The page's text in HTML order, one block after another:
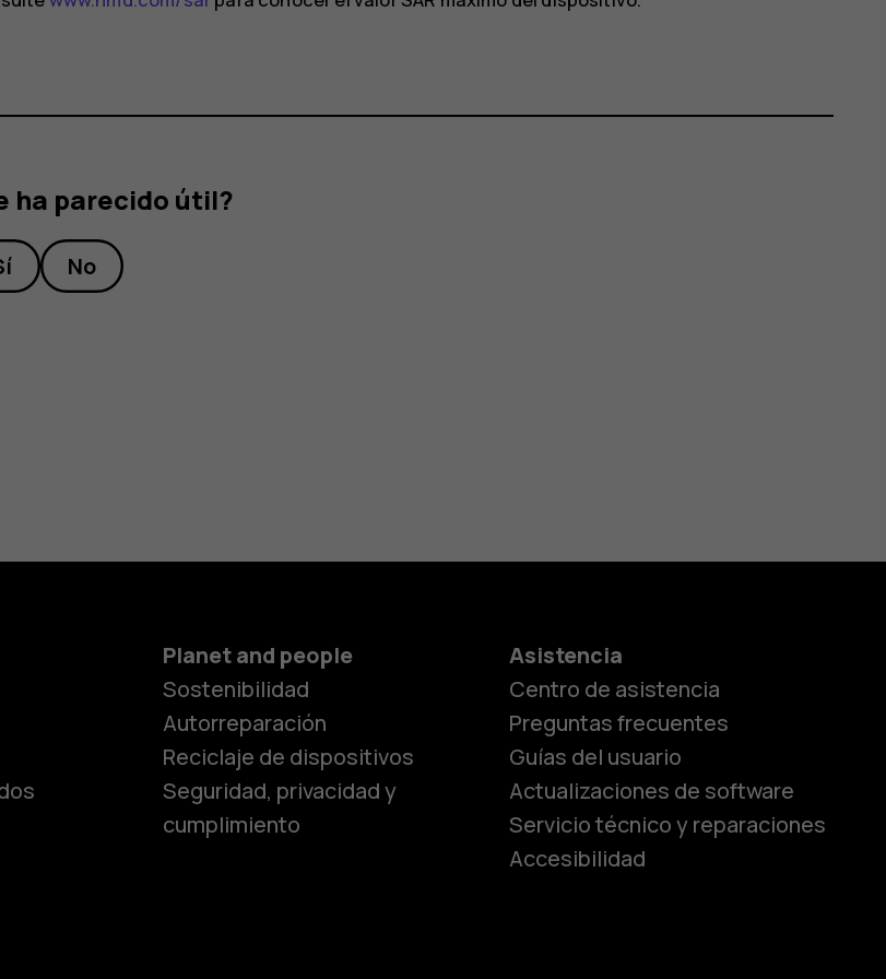
Smartphones
Teléfonos clásicos
Teléfonos para
ha parecido útil?
No
Planet and people
Sostenibilidad
Autorreparación
Reciclaje de dispositivos
Seguridad, privacidad y
cumplimiento
Asistencia
Centro de asistencia
Preguntas frecuentes
Guías del usuario
Actualizaciones de software
Servicio técnico y reparaciones
Accesibilidad